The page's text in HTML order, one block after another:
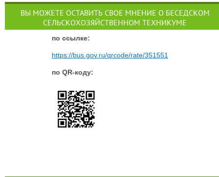
ВЫ МОЖЕТЕ ОСТАВИТЬ СВОЕ МНЕНИЕ О БЕСЕДСКОМ
СЕЛЬСКОХОЗЯЙСТВЕННОМ ТЕХНИКУМЕ
по ссылке:
https://bus.gov.ru/qrcode/rate/351551
по QR-коду: